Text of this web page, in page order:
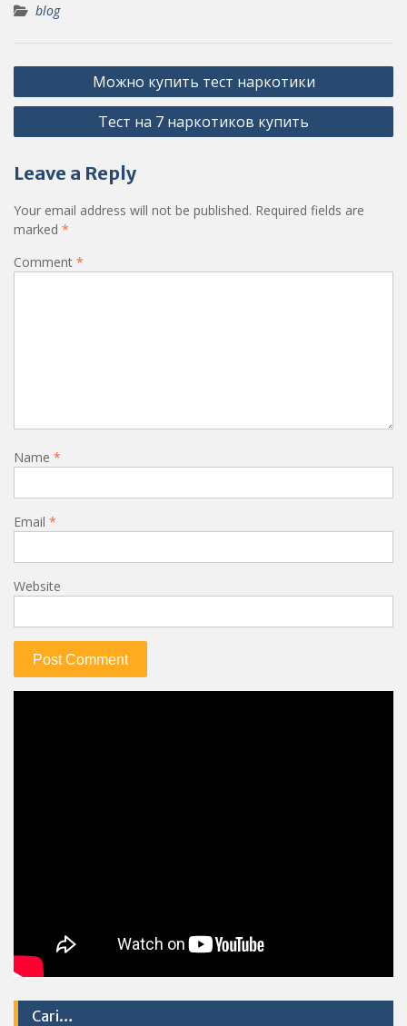
blog
Post
navigation
Можно купить тест наркотики
Тест на 7 наркотиков купить
Leave a Reply
Your email address will not be published. Required fields are
marked *
Comment *
Name *
Email *
Website
Cari…